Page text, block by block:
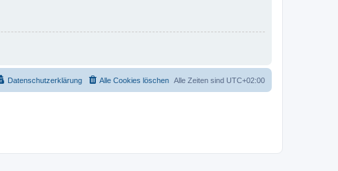
Alle Zeiten sind UTC+02:00
Alle Cookies löschen
Datenschutzerklärung